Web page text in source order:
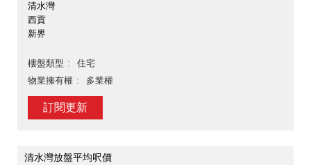
清水灣
西貢
新界
樓盤類型
住宅
物業擁有權
多業權
訂閱更新
清水灣放盤平均呎價